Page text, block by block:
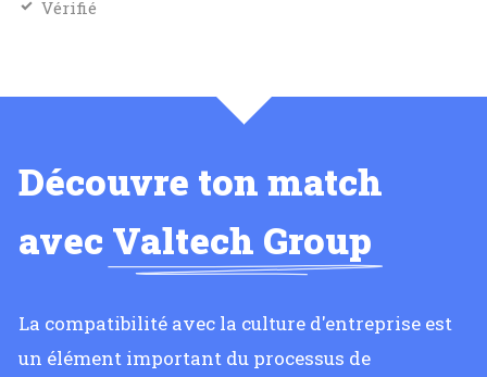
Vérifié
Découvre ton match
avec Valtech Group
La compatibilité avec la culture d'entreprise est
un élément important du processus de